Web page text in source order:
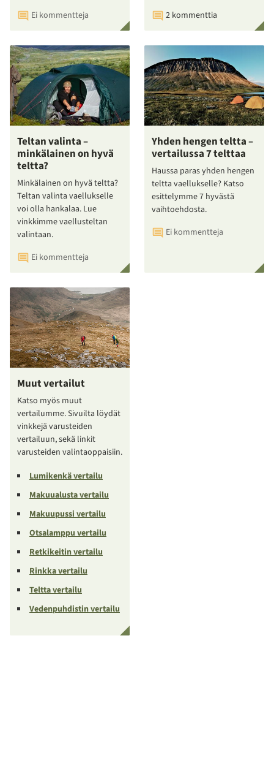
Ei kommentteja
2 kommenttia
Teltan valinta –
minkälainen on hyvä
teltta?
Minkälainen on hyvä teltta?
Teltan valinta vaellukselle
voi olla hankalaa. Lue
vinkkimme vaellusteltan
valintaan.
Ei kommentteja
Yhden hengen teltta –
vertailussa 7 telttaa
Haussa paras yhden hengen
teltta vaellukselle? Katso
esittelymme 7 hyvästä
vaihtoehdosta.
Ei kommentteja
Muut vertailut
Katso myös muut
vertailumme. Sivuilta löydät
vinkkejä varusteiden
vertailuun, sekä linkit
varusteiden valintaoppaisiin.
Lumikenkä vertailu
Makuualusta vertailu
Makuupussi vertailu
Otsalamppu vertailu
Retkikeitin vertailu
Rinkka vertailu
Teltta vertailu
Vedenpuhdistin vertailu